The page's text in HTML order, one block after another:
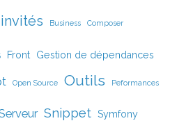
Business Composer
Front Gestion de dépendances
Open Source Outils Peformances
Snippet Symfony